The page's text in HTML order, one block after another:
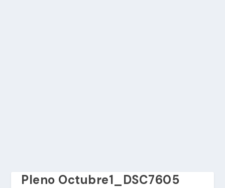
Pleno Octubre1_DSC7605